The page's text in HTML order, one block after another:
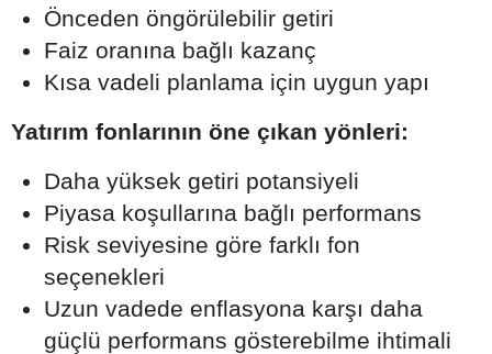
Önceden öngörülebilir getiri
Faiz oranına bağlı kazanç
Kısa vadeli planlama için uygun yapı
Yatırım fonlarının öne çıkan yönleri:
Daha yüksek getiri potansiyeli
Piyasa koşullarına bağlı performans
Risk seviyesine göre farklı fon
seçenekleri
Uzun vadede enflasyona karşı daha
güçlü performans gösterebilme ihtimali